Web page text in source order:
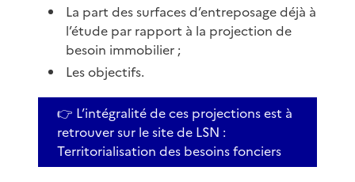
La part des surfaces d’entreposage déjà à
l’étude par rapport à la projection de
besoin immobilier ;
Les objectifs.
👉 L’intégralité de ces projections est à
retrouver sur le site de LSN :
Territorialisation des besoins fonciers